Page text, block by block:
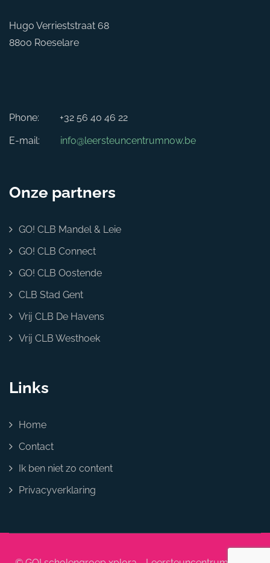
Hugo Verrieststraat 68
8800 Roeselare
Phone:
+32 56 40 46 22
E-mail:
info@leersteuncentrumnow.be
Onze partners
GO! CLB Mandel & Leie
GO! CLB Connect
GO! CLB Oostende
CLB Stad Gent
Vrij CLB De Havens
Vrij CLB Westhoek
Links
Home
Contact
Ik ben niet zo content
Privacyverklaring